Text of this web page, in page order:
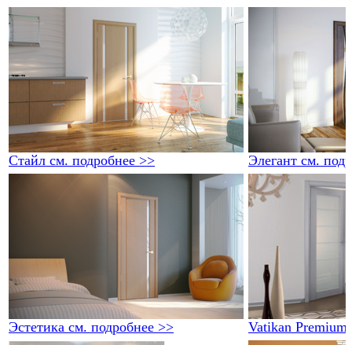
Стайл см. подробнее >> Элегант см.
Эстетика см. подробнее >> Vatikan Premium